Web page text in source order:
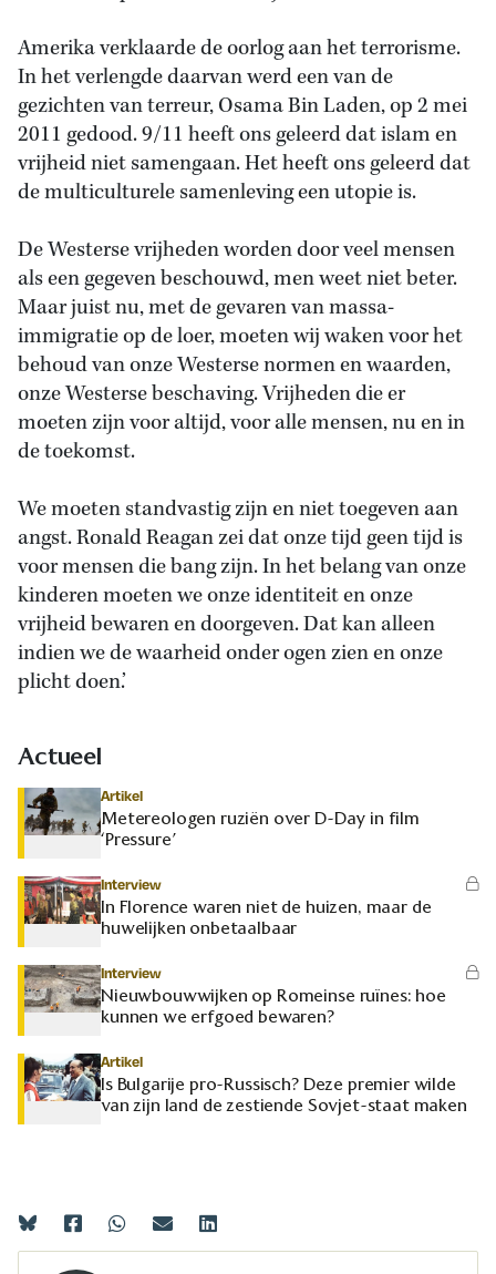
Amerika verklaarde de oorlog aan het terrorisme.
In het verlengde daarvan werd een van de
gezichten van terreur, Osama Bin Laden, op 2 mei
2011 gedood. 9/11 heeft ons geleerd dat islam en
vrijheid niet samengaan. Het heeft ons geleerd dat
de multiculturele samenleving een utopie is.
De Westerse vrijheden worden door veel mensen
als een gegeven beschouwd, men weet niet beter.
Maar juist nu, met de gevaren van massa-
immigratie op de loer, moeten wij waken voor het
behoud van onze Westerse normen en waarden,
onze Westerse beschaving. Vrijheden die er
moeten zijn voor altijd, voor alle mensen, nu en in
de toekomst.
We moeten standvastig zijn en niet toegeven aan
angst. Ronald Reagan zei dat onze tijd geen tijd is
voor mensen die bang zijn. In het belang van onze
kinderen moeten we onze identiteit en onze
vrijheid bewaren en doorgeven. Dat kan alleen
indien we de waarheid onder ogen zien en onze
plicht doen.’
Actueel
Artikel
Metereologen ruziën over D-Day in film
‘Pressure’
Interview
In Florence waren niet de huizen, maar de
huwelijken onbetaalbaar
Interview
Nieuwbouwwijken op Romeinse ruïnes: hoe
kunnen we erfgoed bewaren?
Artikel
Is Bulgarije pro-Russisch? Deze premier wilde
van zijn land de zestiende Sovjet-staat maken